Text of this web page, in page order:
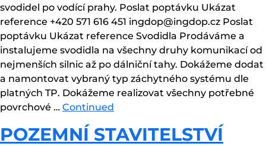
svodidel po vodící prahy. Poslat poptávku Ukázat
reference +420 571 616 451 ingdop@ingdop.cz Poslat
poptávku Ukázat reference Svodidla Prodáváme a
instalujeme svodidla na všechny druhy komunikací od
nejmenších silnic až po dálniční tahy. Dokážeme dodat
a namontovat vybraný typ záchytného systému dle
platných TP. Dokážeme realizovat všechny potřebné
povrchové … Continued
POZEMNÍ STAVITELSTVÍ